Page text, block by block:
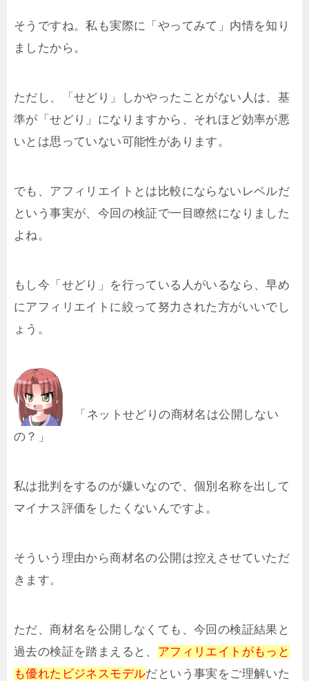
そうですね。私も実際に「やってみて」内情を知り
ましたから。
ただし、「せどり」しかやったことがない人は、基
準が「せどり」になりますから、それほど効率が悪
いとは思っていない可能性があります。
でも、アフィリエイトとは比較にならないレベルだ
という事実が、今回の検証で一目瞭然になりました
よね。
もし今「せどり」を行っている人がいるなら、早め
にアフィリエイトに絞って努力された方がいいでし
ょう。
「ネットせどりの商材名は公開しない
の？」
私は批判をするのが嫌いなので、個別名称を出して
マイナス評価をしたくないんですよ。
そういう理由から商材名の公開は控えさせていただ
きます。
ただ、商材名を公開しなくても、今回の検証結果と
過去の検証を踏まえると、 アフィリエイトがもっと
も優れたビジネスモデルだという事実をご理解いた